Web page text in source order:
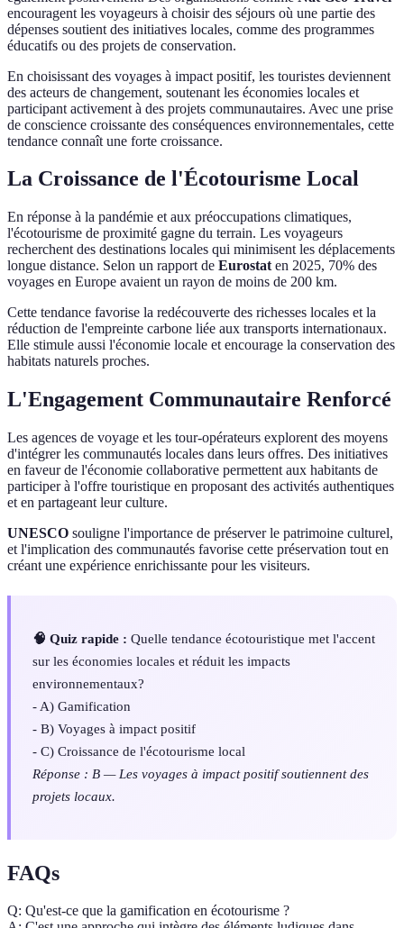
encouragent les voyageurs à choisir des séjours où une partie des
dépenses soutient des initiatives locales, comme des programmes
éducatifs ou des projets de conservation.
En choisissant des voyages à impact positif, les touristes deviennent
des acteurs de changement, soutenant les économies locales et
participant activement à des projets communautaires. Avec une prise
de conscience croissante des conséquences environnementales, cette
tendance connaît une forte croissance.
La Croissance de l'Écotourisme Local
En réponse à la pandémie et aux préoccupations climatiques,
l'écotourisme de proximité gagne du terrain. Les voyageurs
recherchent des destinations locales qui minimisent les déplacements
longue distance. Selon un rapport de Eurostat en 2025, 70% des
voyages en Europe avaient un rayon de moins de 200 km.
Cette tendance favorise la redécouverte des richesses locales et la
réduction de l'empreinte carbone liée aux transports internationaux.
Elle stimule aussi l'économie locale et encourage la conservation des
habitats naturels proches.
L'Engagement Communautaire Renforcé
Les agences de voyage et les tour-opérateurs explorent des moyens
d'intégrer les communautés locales dans leurs offres. Des initiatives
en faveur de l'économie collaborative permettent aux habitants de
participer à l'offre touristique en proposant des activités authentiques
et en partageant leur culture.
UNESCO souligne l'importance de préserver le patrimoine culturel,
et l'implication des communautés favorise cette préservation tout en
créant une expérience enrichissante pour les visiteurs.
🧠 Quiz rapide : Quelle tendance écotouristique met l'accent
sur les économies locales et réduit les impacts
environnementaux?
- A) Gamification
- B) Voyages à impact positif
- C) Croissance de l'écotourisme local
Réponse : B — Les voyages à impact positif soutiennent des
projets locaux.
FAQs
Q: Qu'est-ce que la gamification en écotourisme ?